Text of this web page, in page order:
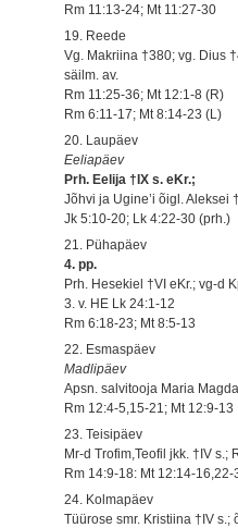
Rm 11:13-24; Mt 11:27-30
19. Reede
Vg. Makriina †380; vg. Dius
säilm. av.
Rm 11:25-36; Mt 12:1-8 (R)
Rm 6:11-17; Mt 8:14-23 (L)
20. Laupäev
Eeliapäev
Prh. Eelija †IX s. eKr.;
Jõhvi ja Ugine’i õigl. Aleksei
Jk 5:10-20; Lk 4:22-30 (prh.)
21. Pühapäev
4. pp.
Prh. Hesekiel †VI eKr.; vg-d
3. v. HE Lk 24:1-12
Rm 6:18-23; Mt 8:5-13
22. Esmaspäev
Madlipäev
Apsn. salvitooja Maria
Rm 12:4-5,15-21; Mt 12:9-13
23. Teisipäev
Mr-d Trofim,Teofil jkk. †IV s.;
Rm 14:9-18: Mt 12:14-16,22-
24. Kolmapäev
Tüürose smr. Kristiina †IV